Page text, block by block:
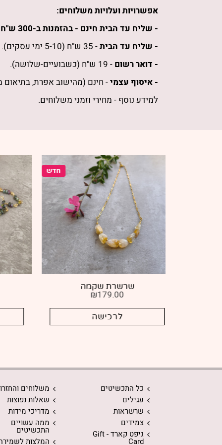
אפשרויות ועלויות משלוחים:
- שליח עד הבית חינם - בהזמנותב-300 ש"ח
- שליח עד הבית- 35 ש"ח (5-10 ימי עסקים).
- דואר רשום - 19 ש"ח (כשבועיים-שלושה).
- איסוף עצמי- חינם (מהישוב אפרת,
למידע נוסף - מחירי וזמני משלוחים.
חדש
שרשרת רביד
159.00
לרכישה
כל התכשיטים
עגילים
שרשראות
צמידים
גיפט קארד - Gift
Card
משלוחים
שאלות נפוצות
מדריכי מידות
ממה עשויים
התכשיטים
המלצות